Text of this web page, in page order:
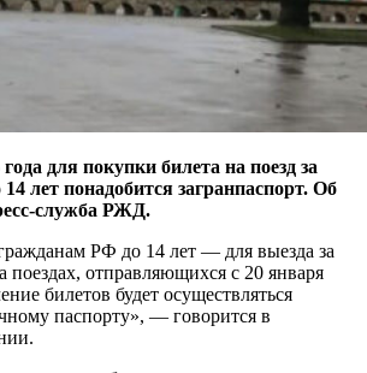
для покупки билета на поезд за
лет понадобится загранпаспорт. Об
служба РЖД.
РФ до 14 лет — для выезда за
поездах, отправляющихся с 20 января
билетов будет осуществляться
паспорту», — говорится в